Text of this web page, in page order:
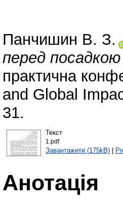
Панчишин В. З.
перед
практична
and Global
31.
Текст
1.pdf
Завантажити (175kB)|
Анотація